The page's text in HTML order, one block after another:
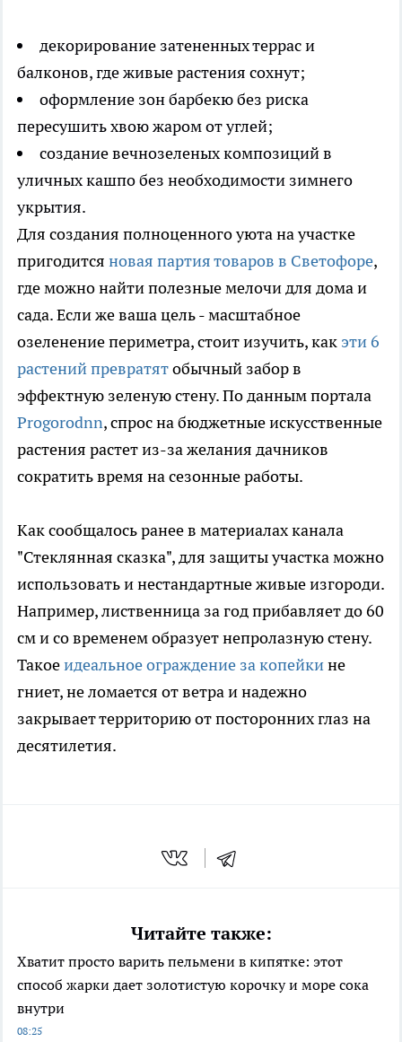
декорирование затененных террас и
балконов, где живые растения сохнут;
оформление зон барбекю без риска
пересушить хвою жаром от углей;
создание вечнозеленых композиций в
уличных кашпо без необходимости зимнего
укрытия.
Для создания полноценного уюта на участке
пригодится новая партия товаров в Светофоре,
где можно найти полезные мелочи для дома и
сада. Если же ваша цель - масштабное
озеленение периметра, стоит изучить, как эти 6
растений превратятобычный забор в
эффектную зеленую стену. По данным портала
Progorodnn, спрос на бюджетные искусственные
растения растет из-за желания дачников
сократить время на сезонные работы.
Как сообщалось ранее в материалах канала
"Стеклянная сказка", для защиты участка можно
использовать и нестандартные живые изгороди.
Например, лиственница за год прибавляет до 60
см и со временем образует непролазную стену.
Такоеидеальное ограждение за копейкине
гниет, не ломается от ветра и надежно
закрывает территорию от посторонних глаз на
десятилетия.
Читайте также:
Хватит просто варить пельмени в кипятке: этот
способ жарки дает золотистую корочку и море сока
внутри
08:25